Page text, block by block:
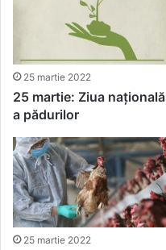
25 martie 2022
25 martie: Ziua naţională
a pădurilor
25 martie 2022